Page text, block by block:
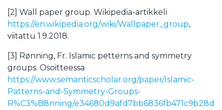
[2] Wall paper group. Wikipedia-artikkeli
https://en.wikipedia.org/wiki/Wallpaper_group,
viitattu 1.9.2018.
[3] Rønning, Fr. Islamic petterns and symmetry
groups. Osoitteessa
https://www.semanticscholar.org/paper/Islamic-
Patterns-and-Symmetry-Groups-
R%C3%B8nning/